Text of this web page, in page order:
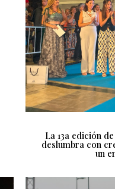
La 13a edición
deslumbra con
un